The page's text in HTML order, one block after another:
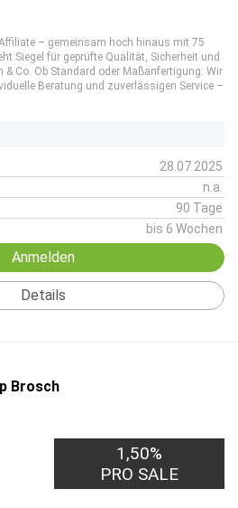
– gemeinsam hoch hinaus mit 75
Siegel für geprüfte Qualität, Sicherheit und
& Co. Ob Standard oder Maßanfertigung: Wir
Beratung und zuverlässigen Service –
28.07.2025
n.a.
90 Tage
bis 6 Wochen
Anmelden
Details
Brosch
1,50%
PRO SALE